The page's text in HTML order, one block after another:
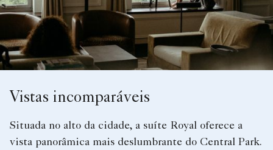
Vistas incomparáveis
Situada no alto da cidade, a suíte Royal oferece a
vista panorâmica mais deslumbrante do Central Park.